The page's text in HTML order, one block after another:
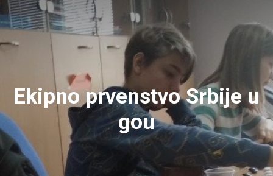
Ekipno prvenstvo Srbije u
gou